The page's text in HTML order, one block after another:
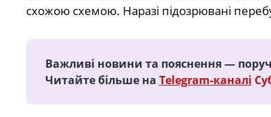
схожою схемою. Наразі підозрювані
Важливі новини та пояснення —
Читайте більше на Telegram-каналі